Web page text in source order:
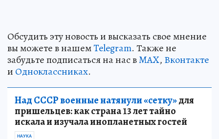
Обсудить эту новость и высказать свое мнение
вы можете в нашемTelegram. Также не
забудьте подписаться на нас вMAX, Вконтакте
и Одноклассниках.
Над СССР военные натянули «сетку»для
пришельцев: как страна 13 лет тайно
искала и изучала инопланетных гостей
НАУКА